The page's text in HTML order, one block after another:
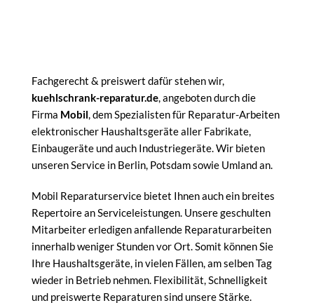
Fachgerecht & preiswert dafür stehen wir,
kuehlschrank-reparatur.de, angeboten durch die
Firma Mobil, dem Spezialisten für Reparatur-Arbeiten
elektronischer Haushaltsgeräte aller Fabrikate,
Einbaugeräte und auch Industriegeräte. Wir bieten
unseren Service in Berlin, Potsdam sowie Umland an.
Mobil Reparaturservice bietet Ihnen auch ein breites
Repertoire an Serviceleistungen. Unsere geschulten
Mitarbeiter erledigen anfallende Reparaturarbeiten
innerhalb weniger Stunden vor Ort. Somit können Sie
Ihre Haushaltsgeräte, in vielen Fällen, am selben Tag
wieder in Betrieb nehmen. Flexibilität, Schnelligkeit
und preiswerte Reparaturen sind unsere Stärke.